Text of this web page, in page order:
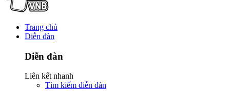
Trang chủ
Diễn đàn
Diễn đàn
Liên kết nhanh
Tìm kiếm diễn đàn